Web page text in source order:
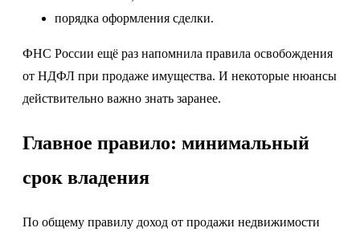
порядка оформления сделки.
ФНС России ещё раз напомнила правила освобождения
от НДФЛ при продаже имущества. И некоторые нюансы
действительно важно знать заранее.
Главное правило: минимальный
срок владения
По общему правилу доход от продажи недвижимости